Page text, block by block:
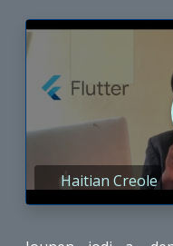
Haitian Creole